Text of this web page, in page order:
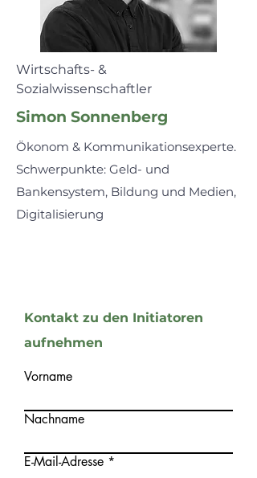
Wirtschafts- &
Sozialwissenschaftler
Simon Sonnenberg
Ökonom & Kommunikationsexperte.
Schwerpunkte: Geld- und
Bankensystem, Bildung und Medien,
Digitalisierung
Kontakt zu den Initiatoren
aufnehmen
Vorname
Nachname
E-Mail-Adresse